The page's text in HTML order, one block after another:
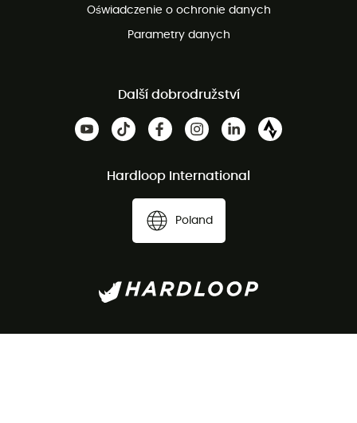
Oświadczenie o ochronie danych
Parametry danych
Další dobrodružství
Hardloop International
Poland